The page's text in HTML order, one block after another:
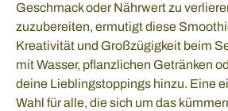
Geschmack oder Nährwert zu
zuzubereiten, ermutigt diese
Kreativität und Großzügigkeit beim
mit Wasser, pflanzlichen Getränken
deine Lieblingstoppings hinzu. Eine
Wahl für alle, die sich um das